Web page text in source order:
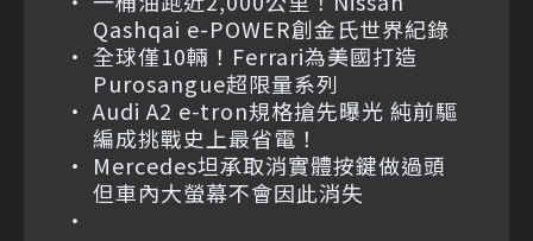
Qashqai e-POWER創金氏世界紀錄
全球僅10輛！Ferrari為美國打造
Purosangue超限量系列
Audi A2 e-tron規格搶先曝光 純前驅
編成挑戰史上最省電！
Mercedes坦承取消實體按鍵做過頭
但車內大螢幕不會因此消失